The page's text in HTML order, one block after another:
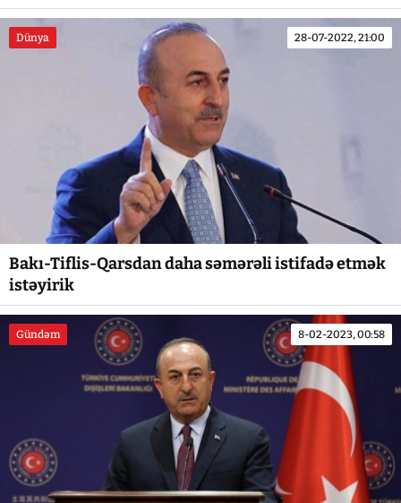
Dünya 28-07-2022, 21:00
Bakı-Tiflis-Qarsdan daha səmərəli istifadə etmək
istəyirik
Gündəm 8-02-2023, 00:58